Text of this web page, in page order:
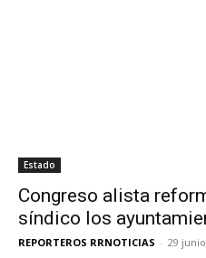
Estado
Congreso alista
síndico los
REPORTEROS RRNOTICIAS - 29